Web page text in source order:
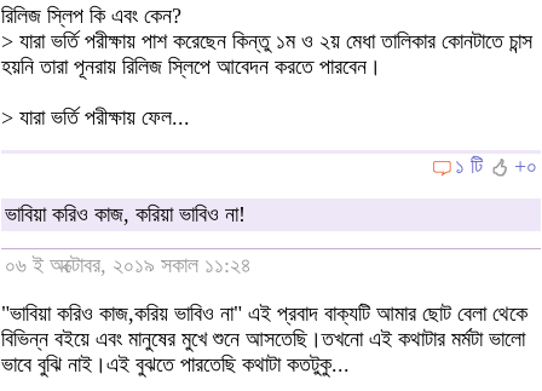
রিলিজ স্লিপ কি এবং কেন?
> যারা ভর্তি পরীক্ষায় পাশ করেছেন কিন্তু ১ম ও ২য় মেধা তালিকার কোনটাতে চান্স
হয়নি তারা পূনরায় রিলিজ স্লিপে আবেদন করতে পারবেন।
> যারা ভর্তি পরীক্ষায় ফেল...
১ টি
+০
ভাবিয়া করিও কাজ, করিয়া ভাবিও না!
০৬ ই অক্টোবর, ২০১৯ সকাল ১১:২৪
"ভাবিয়া করিও কাজ,করিয় ভাবিও না" এই প্রবাদ বাক্যটি আমার ছোট বেলা থেকে
বিভিন্ন বইয়ে এবং মানুষের মুখে শুনে আসতেছি।তখনো এই কথাটার মর্মটা ভালো
ভাবে বুঝি নাই।এই বুঝতে পারতেছি কথাটা কতটুকু...